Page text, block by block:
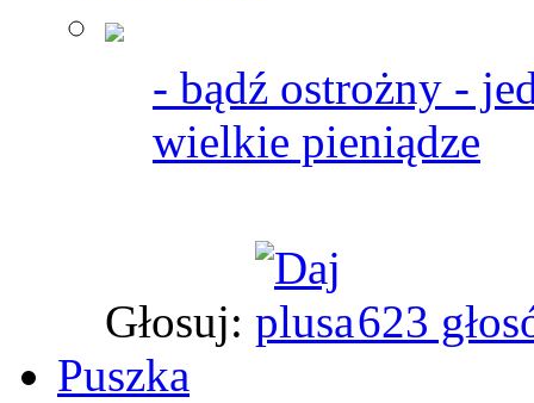
- bądź ostrożny -
wielkie pieniądze
Głosuj:
623
Puszka